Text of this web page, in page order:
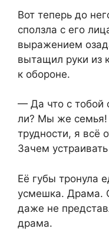
Вот теперь до
сползла с его
выражением
вытащил руки из
к обороне.
— Да что с тобой
ли? Мы же
трудности, я всё
Зачем
Её губы тронула
усмешка. Драма.
даже не
драма.